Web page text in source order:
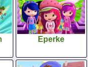
Eperke